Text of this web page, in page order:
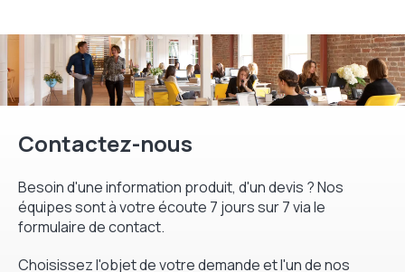
Contactez-nous
Besoin d'une information produit, d'un devis ? Nos
équipes sont à votre écoute 7 jours sur 7 via le
formulaire de contact.
Choisissez l'objet de votre demande et l'un de nos